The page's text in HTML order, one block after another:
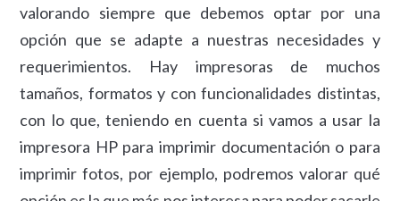
valorando siempre que debemos optar por una
opción que se adapte a nuestras necesidades y
requerimientos. Hay impresoras de muchos
tamaños, formatos y con funcionalidades distintas,
con lo que, teniendo en cuenta si vamos a usar la
impresora HP para imprimir documentación o para
imprimir fotos, por ejemplo, podremos valorar qué